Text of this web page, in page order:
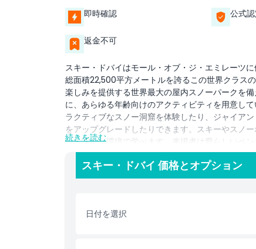
即時確認
公式
返金不可
スキー・ドバイはモール・オブ・ジ・エミレーツ
総面積22,500平方メートルを誇るこの世界クラス
楽しみを提供する世界最大の屋内スノーパークを
に、あらゆる年齢向けのアクティビティを用意し
ラクティブなスノー洞窟を体験したり、ジャイア
をアップグレードしたりできます。スキーやスノ
した安全な環境で学べます。来場者は愛らしいペ
節ごとの雪のイベントに参加したり、氷点下の環
す。チューブスライドやスノーランプからアルパ
目的地です。年間を通じて本物の雪を体験し、こ
続きを読む
スキー・ドバイ 価格とオプション
日付を選択